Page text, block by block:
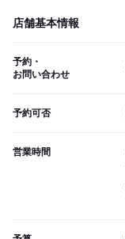
店舗基本情報
予約・
お問い合わせ
予約可否
営業時間